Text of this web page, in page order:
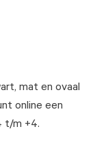
mat en ovaal
online een
t/m +4.